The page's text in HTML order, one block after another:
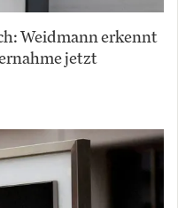
Weidmann erkennt
jetzt